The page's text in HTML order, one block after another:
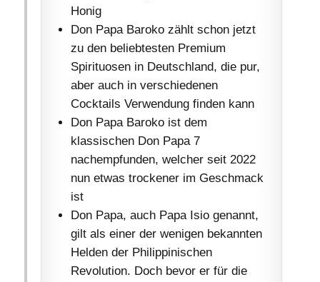
Honig
Don Papa Baroko zählt schon jetzt
zu den beliebtesten Premium
Spirituosen in Deutschland, die pur,
aber auch in verschiedenen
Cocktails Verwendung finden kann
Don Papa Baroko ist dem
klassischen Don Papa 7
nachempfunden, welcher seit 2022
nun etwas trockener im Geschmack
ist
Don Papa, auch Papa Isio genannt,
gilt als einer der wenigen bekannten
Helden der Philippinischen
Revolution. Doch bevor er für die